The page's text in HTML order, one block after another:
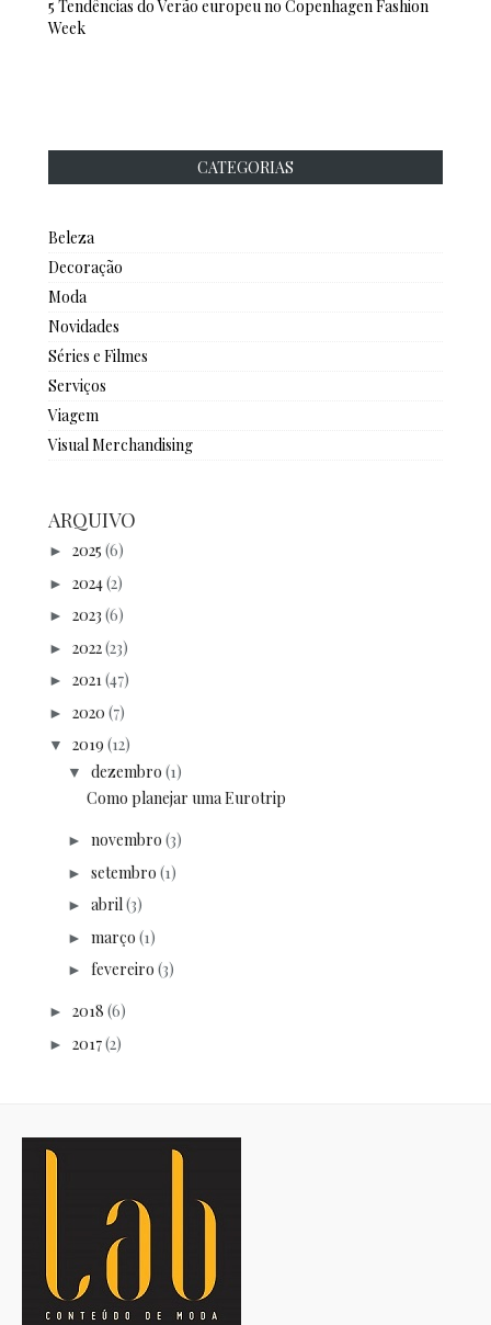
5 Tendências do Verão europeu no Copenhagen Fashion
Week
CATEGORIAS
Beleza
Decoração
Moda
Novidades
Séries e Filmes
Serviços
Viagem
Visual Merchandising
ARQUIVO
► 2025 (6)
► 2024(2)
► 2023 (6)
► 2022(23)
► 2021(47)
► 2020 (7)
▼ 2019 (12)
▼ dezembro (1)
Como planejar uma Eurotrip
► novembro (3)
► setembro (1)
► abril(3)
► março (1)
► fevereiro (3)
► 2018 (6)
► 2017(2)